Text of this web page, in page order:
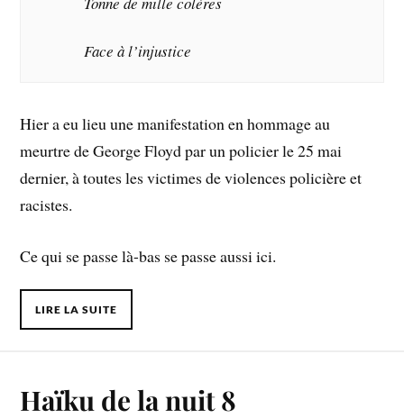
Face à l’injustice
Hier a eu lieu une manifestation en hommage au
meurtre de George Floyd par un policier le 25 mai
dernier, à toutes les victimes de violences policière et
racistes.
Ce qui se passe là-bas se passe aussi ici.
LIRE LA SUITE
Haïku de la nuit 8